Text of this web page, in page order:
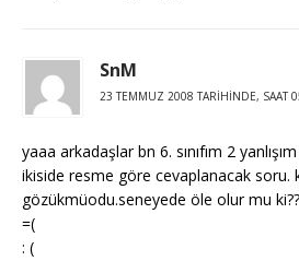
SnM
23 TEMMUZ 2008 TARIHINDE, SAAT
yaaa arkadaşlar bn 6. sınıfım 2
ikiside resme göre cevaplanacak soru.
gözükmüodu.seneyede öle olur mu
=(
: (